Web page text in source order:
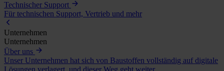
Technischer Support
Für technischen Support, Vertrieb und mehr
Unternehmen
Unternehmen
Über uns
Unser Unternehmen hat sich von Baustoffen vollständig auf digitale
Lösungen verlagert, und dieser Weg geht weiter.